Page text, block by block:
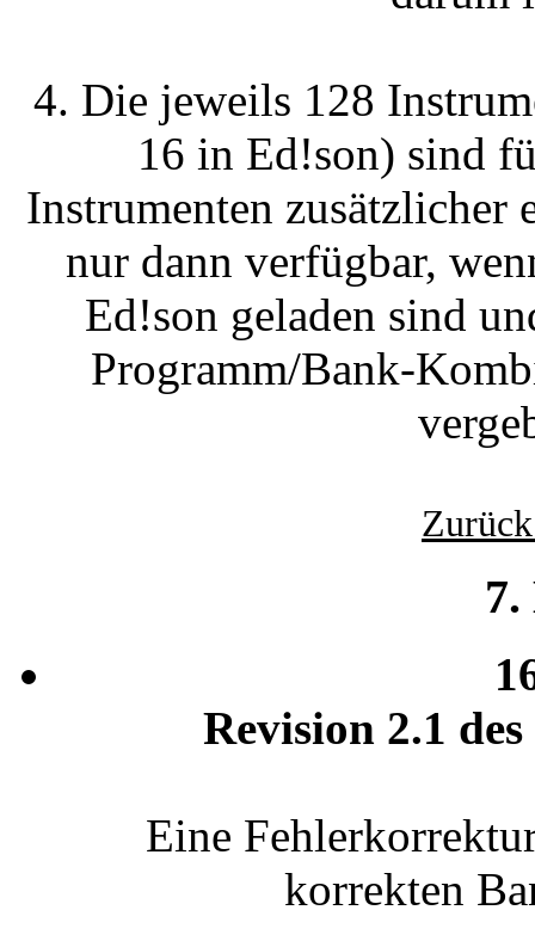
4. Die jeweils 128
16 in Ed!son) sind
Instrumenten zusätzlicher
nur dann verfügbar,
Ed!son geladen sind
Programm/Bank-
Revision 2.1
Eine
korrekten